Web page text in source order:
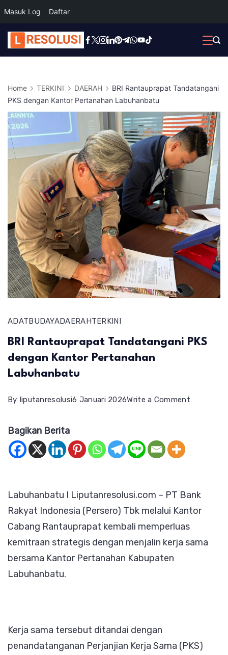
Masuk Log Daftar
Skip
to
Home TERKINI DAERAH
BRI Rantauprapat Tandatangani
PKS dengan Kantor Pertanahan Labuhanbatu
ADATBUDAYADAERAHTERKINI
BRI Rantauprapat Tandatangani PKS
dengan Kantor Pertanahan
Labuhanbatu
By liputanresolusi6 Januari 2026Write a Commenton
Kantor
Bagikan Berita
Labuhanbatu I Liputanresolusi.com – PT Bank
Rakyat Indonesia (Persero) Tbk melalui Kantor
Cabang Rantauprapat kembali memperluas
kemitraan strategis dengan menjalin kerja sama
bersama Kantor Pertanahan Kabupaten
Labuhanbatu.
Kerja sama tersebut ditandai dengan
penandatanganan Perjanjian Kerja Sama (PKS)